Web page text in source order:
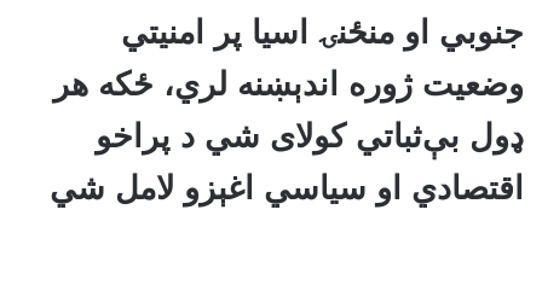
جنوبي او منځنۍ اسیا پر امنیتي
وضعیت ژوره اندېښنه لري، ځکه هر
ډول بې‌ثباتي کولای شي د پراخو
اقتصادي او سیاسي اغېزو لامل شي